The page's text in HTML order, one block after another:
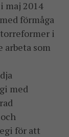
maj 2014
förmåga
i
arbeta som
med
för att